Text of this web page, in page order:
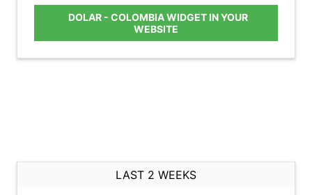
DOLAR - COLOMBIA WIDGET IN YOUR
WEBSITE
LAST 2 WEEKS